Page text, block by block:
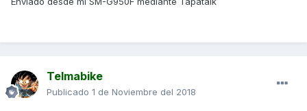
Telmabike
Publicado 1 de Noviembre del 2018